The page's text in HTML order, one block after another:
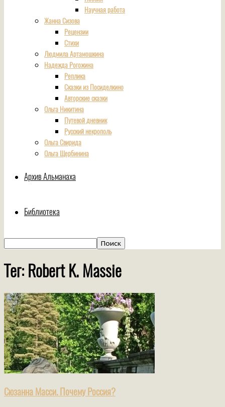
Научная работа
Жанна Сизова
Рецензии
Стихи
Людмила Артамошкина
Надежда Рогожина
Реплика
Сказки из Посиделкино
Авторские сказки
Ольга Никитина
Путевой дневник
Русский некрополь
Ольга Свирида
Ольга Щербинина
Архив Альманаха
Библиотека
Тег: Robert K. Massie
Сюзанна Масси. Почему Россия?